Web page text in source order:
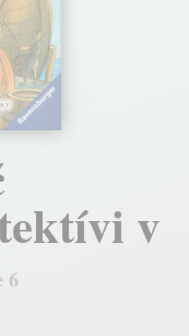
v
6